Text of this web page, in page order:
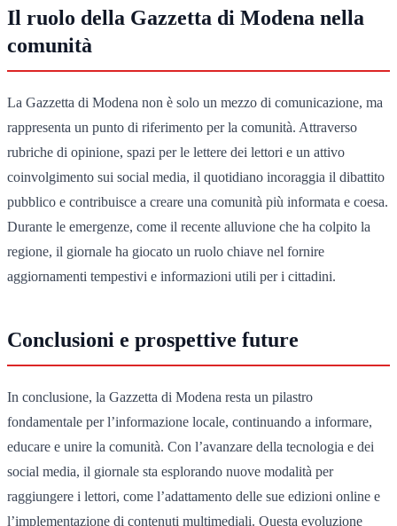
Il ruolo della Gazzetta di Modena nella
comunità
La Gazzetta di Modena non è solo un mezzo di comunicazione, ma
rappresenta un punto di riferimento per la comunità. Attraverso
rubriche di opinione, spazi per le lettere dei lettori e un attivo
coinvolgimento sui social media, il quotidiano incoraggia il dibattito
pubblico e contribuisce a creare una comunità più informata e coesa.
Durante le emergenze, come il recente alluvione che ha colpito la
regione, il giornale ha giocato un ruolo chiave nel fornire
aggiornamenti tempestivi e informazioni utili per i cittadini.
Conclusioni e prospettive future
In conclusione, la Gazzetta di Modena resta un pilastro
fondamentale per l’informazione locale, continuando a informare,
educare e unire la comunità. Con l’avanzare della tecnologia e dei
social media, il giornale sta esplorando nuove modalità per
raggiungere i lettori, come l’adattamento delle sue edizioni online e
l’implementazione di contenuti multimediali. Questa evoluzione